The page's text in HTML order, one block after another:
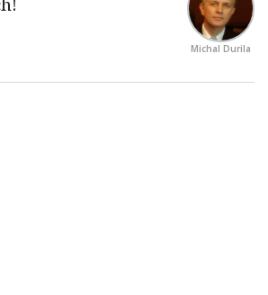
Michal Durila